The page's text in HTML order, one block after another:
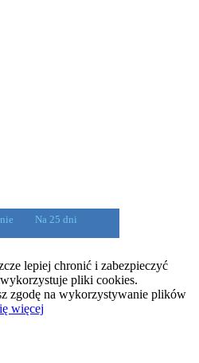
Na 25 dni
lepiej chronić i zabezpieczyć
pliki cookies.
zgodę na wykorzystywanie plików
więcej